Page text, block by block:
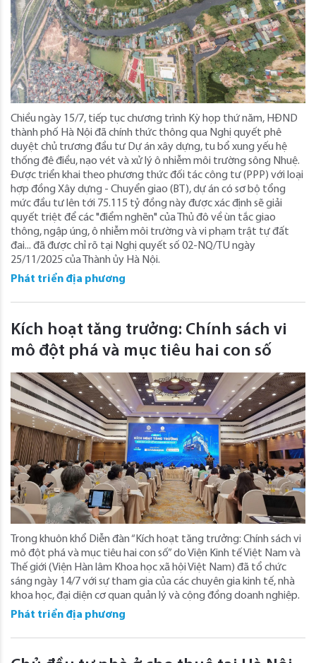
Chiều ngày 15/7, tiếp tục chương trình Kỳ họp thứ năm, HĐND
thành phố Hà Nội đã chính thức thông qua Nghị quyết phê
duyệt chủ trương đầu tư Dự án xây dựng, tu bổ xung yếu hệ
thống đê điều, nạo vét và xử lý ô nhiễm môi trường sông Nhuệ.
Được triển khai theo phương thức đối tác công tư (PPP) với loại
hợp đồng Xây dựng - Chuyển giao (BT), dự án có sơ bộ tổng
mức đầu tư lên tới 75.115 tỷ đồng này được xác định sẽ giải
quyết triệt để các "điểm nghẽn" của Thủ đô về ùn tắc giao
thông, ngập úng, ô nhiễm môi trường và vi phạm trật tự đất
đai... đã được chỉ rõ tại Nghị quyết số 02-NQ/TU ngày
25/11/2025 của Thành ủy Hà Nội.
Phát triển địa phương
Kích hoạt tăng trưởng: Chính sách vi
mô đột phá và mục tiêu hai con số
Trong khuôn khổ Diễn đàn “Kích hoạt tăng trưởng: Chính sách vi
mô đột phá và mục tiêu hai con số” do Viện Kinh tế Việt Nam và
Thế giới (Viện Hàn lâm Khoa học xã hội Việt Nam) đã tổ chức
sáng ngày 14/7 với sự tham gia của các chuyên gia kinh tế, nhà
khoa học, đại diện cơ quan quản lý và cộng đồng doanh nghiệp.
Phát triển địa phương